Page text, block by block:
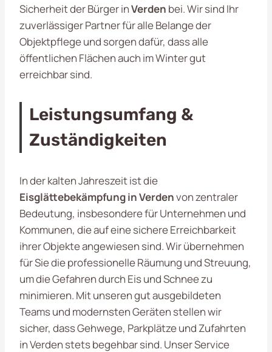
Sicherheit der Bürger inVerden bei. Wir sind Ihr
zuverlässiger Partner für alle Belange der
Objektpflege und sorgen dafür, dass alle
öffentlichen Flächen auch im Winter gut
erreichbar sind.
Leistungsumfang &
Zuständigkeiten
In der kalten Jahreszeit ist die
Eisglättebekämpfung in Verdenvon zentraler
Bedeutung, insbesondere für Unternehmen und
Kommunen, die auf eine sichere Erreichbarkeit
ihrer Objekte angewiesen sind. Wir übernehmen
für Sie die professionelle Räumung und Streuung,
um die Gefahren durch Eis und Schnee zu
minimieren. Mit unseren gut ausgebildeten
Teams und modernsten Geräten stellen wir
sicher, dass Gehwege, Parkplätze und Zufahrten
in Verden stets begehbar sind. Unser Service